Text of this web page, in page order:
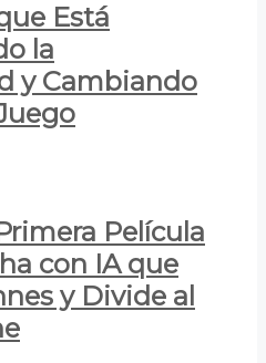
Está
la
y Cambiando
Película
con IA que
y Divide al